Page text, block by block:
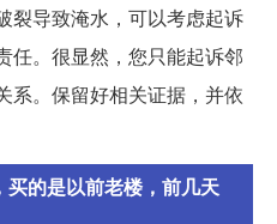
裂导致淹水，可以考虑起诉
任。很显然，您只能起诉邻
系。保留好相关证据，并依
的是以前老楼，前几天